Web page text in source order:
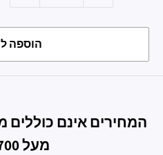
הוספה
המחירים אינם
מעל 700ש"ח